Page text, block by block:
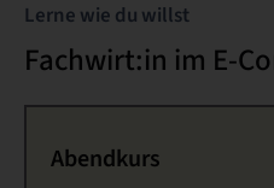
Lerne wie du willst
Fachwirt:in im E-
Abendkurs